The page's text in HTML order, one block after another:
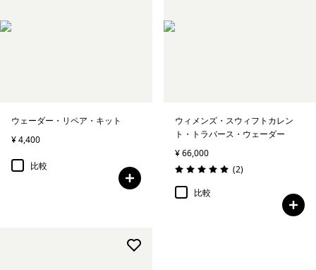
ウェーダー・リペア・キット
¥ 4,400
比較
ウィメンズ・スウィフトカレン
ト・トラバース・ウェーダー
¥ 66,000
評価: 5.0 / 5
(2レビュー
)
比較